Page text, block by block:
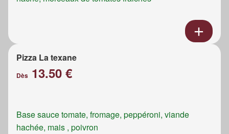
Pizza La texane
Dès 13.50 €
Base sauce tomate, fromage, peppéroni, viande
hachée, mais , poivron